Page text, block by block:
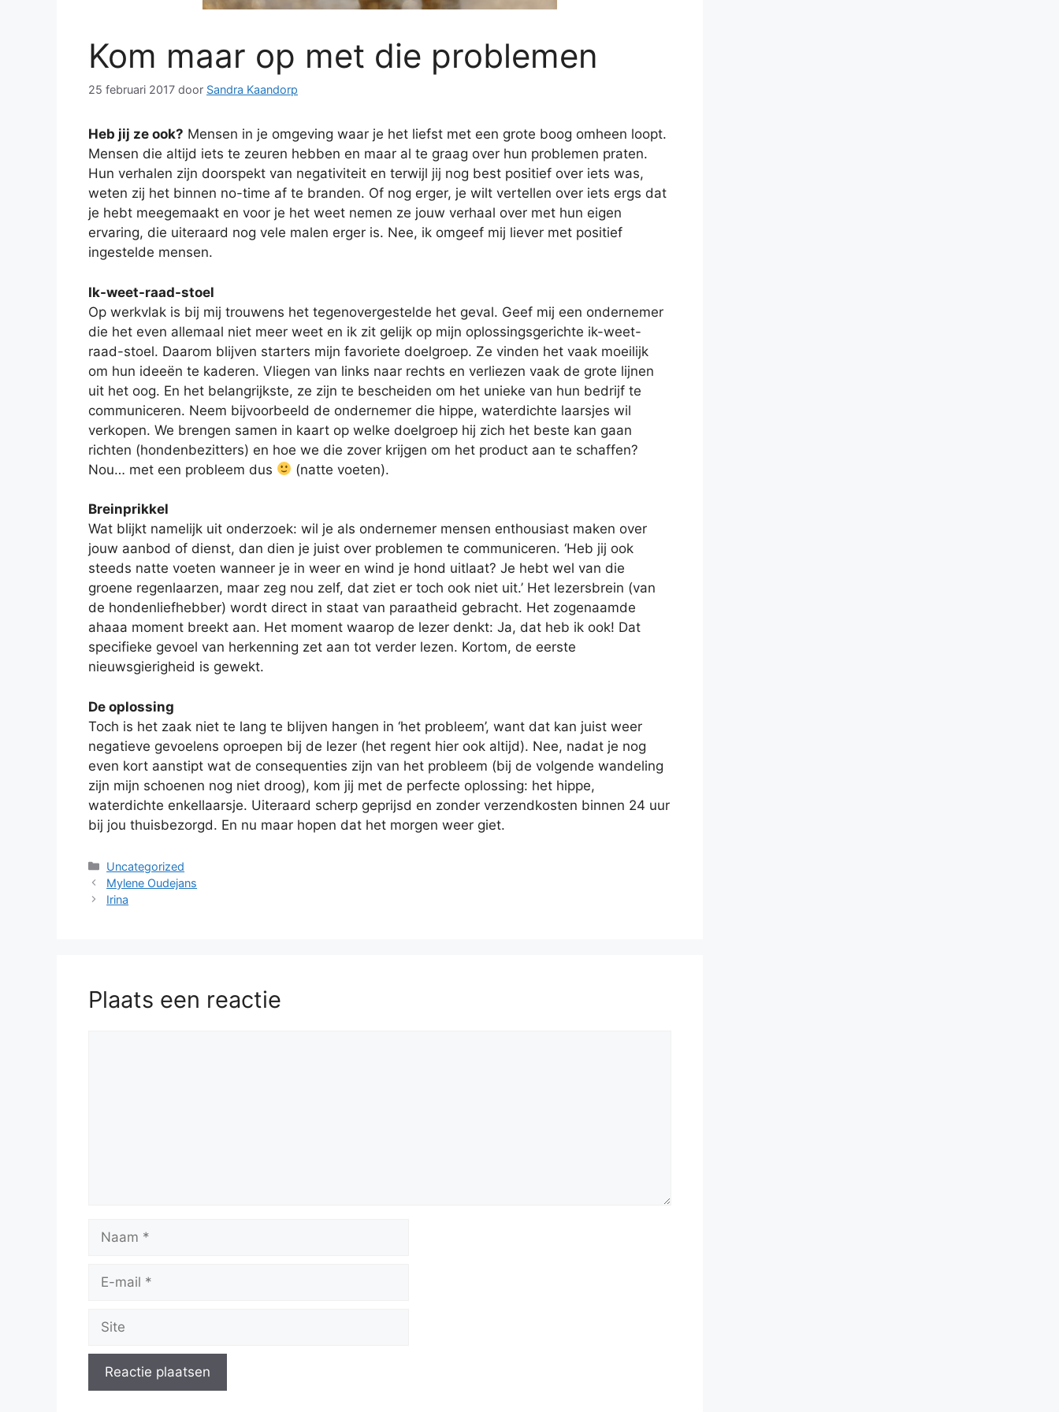
Kom maar op met die problemen
25 februari 2017 door Sandra Kaandorp
Heb jij ze ook? Mensen in je omgeving waar je het liefst met een grote boog omheen loopt.
Mensen die altijd iets te zeuren hebben en maar al te graag over hun problemen praten.
Hun verhalen zijn doorspekt van negativiteit en terwijl jij nog best positief over iets was,
weten zij het binnen no-time af te branden. Of nog erger, je wilt vertellen over iets ergs dat
je hebt meegemaakt en voor je het weet nemen ze jouw verhaal over met hun eigen
ervaring, die uiteraard nog vele malen erger is. Nee, ik omgeef mij liever met positief
ingestelde mensen.
Ik-weet-raad-stoel
Op werkvlak is bij mij trouwens het tegenovergestelde het geval. Geef mij een ondernemer
die het even allemaal niet meer weet en ik zit gelijk op mijn oplossingsgerichte ik-weet-
raad-stoel. Daarom blijven starters mijn favoriete doelgroep. Ze vinden het vaak moeilijk
om hun ideeën te kaderen. Vliegen van links naar rechts en verliezen vaak de grote lijnen
uit het oog. En het belangrijkste, ze zijn te bescheiden om het unieke van hun bedrijf te
communiceren. Neem bijvoorbeeld de ondernemer die hippe, waterdichte laarsjes wil
verkopen. We brengen samen in kaart op welke doelgroep hij zich het beste kan gaan
richten (hondenbezitters) en hoe we die zover krijgen om het product aan te schaffen?
Nou… met een probleem dus
(natte voeten).
Breinprikkel
Wat blijkt namelijk uit onderzoek: wil je als ondernemer mensen enthousiast maken over
jouw aanbod of dienst, dan dien je juist over problemen te communiceren. ‘Heb jij ook
steeds natte voeten wanneer je in weer en wind je hond uitlaat? Je hebt wel van die
groene regenlaarzen, maar zeg nou zelf, dat ziet er toch ook niet uit.’ Het lezersbrein (van
de hondenliefhebber) wordt direct in staat van paraatheid gebracht. Het zogenaamde
ahaaa moment breekt aan. Het moment waarop de lezer denkt: Ja, dat heb ik ook! Dat
specifieke gevoel van herkenning zet aan tot verder lezen. Kortom, de eerste
nieuwsgierigheid is gewekt.
De oplossing
Toch is het zaak niet te lang te blijven hangen in ‘het probleem’, want dat kan juist weer
negatieve gevoelens oproepen bij de lezer (het regent hier ook altijd). Nee, nadat je nog
even kort aanstipt wat de consequenties zijn van het probleem (bij de volgende wandeling
zijn mijn schoenen nog niet droog), kom jij met de perfecte oplossing: het hippe,
waterdichte enkellaarsje. Uiteraard scherp geprijsd en zonder verzendkosten binnen 24 uur
bij jou thuisbezorgd. En nu maar hopen dat het morgen weer giet.
Categorieën
Uncategorized
Mylene Oudejans
Irina
Plaats een reactie
mail